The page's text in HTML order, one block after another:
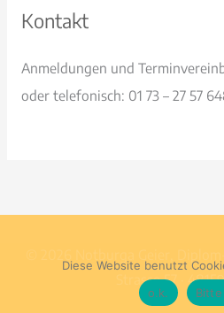
Kontakt
Anmeldungen und
oder telefonisch: 01 73 – 27 57
Strasse 57 ·
Diese Website benutzt
o.k.